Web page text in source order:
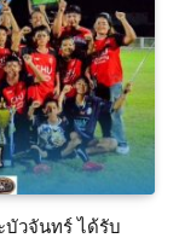
วจันทร์ ได้รับ